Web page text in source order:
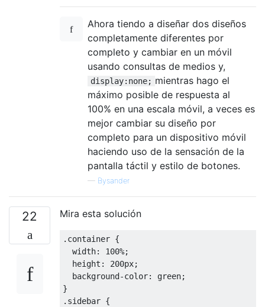
Ahora tiendo a diseñar dos diseños
completamente diferentes por
completo y cambiar en un móvil
usando consultas de medios y,
display:none; mientras hago el
máximo posible de respuesta al
100% en una escala móvil, a veces es
mejor cambiar su diseño por
completo para un dispositivo móvil
haciendo uso de la sensación de la
pantalla táctil y estilo de botones.
— Bysander
22 Mira esta solución
. container {
width: 100%;
height : 200px;
background-color: green;
}
. sidebar {